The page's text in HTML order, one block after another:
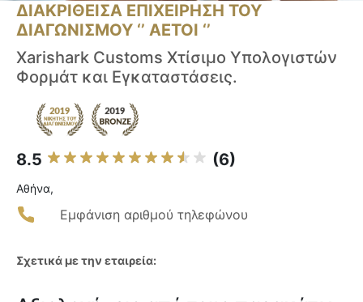
ΔΙΑΚΡΙΘΕΙΣΑ ΕΠΙΧΕΙΡΗΣΗ ΤΟΥ
ΔΙΑΓΩΝΙΣΜΟΥ ‘’ ΑΕΤΟΙ ‘’
Xarishark Customs Χτίσιμο Υπολογιστών
Φορμάτ και Εγκαταστάσεις.
8.5 (6)
Αθήνα,
Εμφάνιση αριθμού τηλεφώνου
Σχετικά με την εταιρεία: